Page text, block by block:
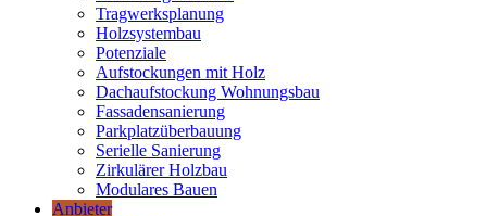
Tragwerksplanung
Holzsystembau
Potenziale
Aufstockungen mit Holz
Dachaufstockung Wohnungsbau
Fassadensanierung
Parkplatzüberbauung
Serielle Sanierung
Zirkulärer Holzbau
Modulares Bauen
Anbieter